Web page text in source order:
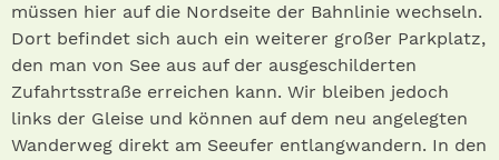
müssen hier auf die Nordseite der Bahnlinie wechseln.
Dort befindet sich auch ein weiterer großer Parkplatz,
den man von See aus auf der ausgeschilderten
Zufahrtsstraße erreichen kann. Wir bleiben jedoch
links der Gleise und können auf dem neu angelegten
Wanderweg direkt am Seeufer entlangwandern. In den